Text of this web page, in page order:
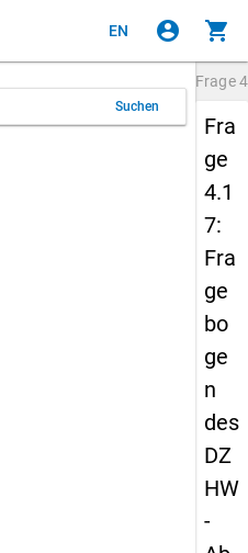
EN account_circle shopping_cart
Suchen
Frage
Fra
ge
4.1
7:
Fra
ge
bo
ge
n
des
DZ
HW
-